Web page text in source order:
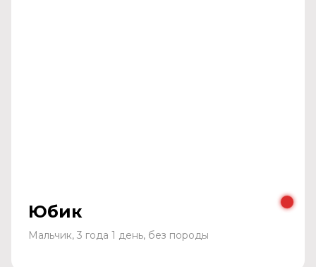
Юбик
Мальчик, 3 года 1 день, без породы